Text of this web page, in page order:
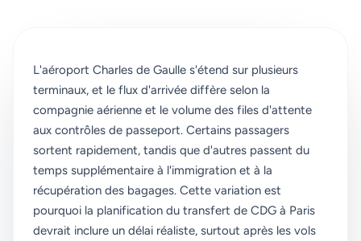
L'aéroport Charles de Gaulle s'étend sur plusieurs
terminaux, et le flux d'arrivée diffère selon la
compagnie aérienne et le volume des files d'attente
aux contrôles de passeport. Certains passagers
sortent rapidement, tandis que d'autres passent du
temps supplémentaire à l'immigration et à la
récupération des bagages. Cette variation est
pourquoi la planification du transfert de CDG à Paris
devrait inclure un délai réaliste, surtout après les vols